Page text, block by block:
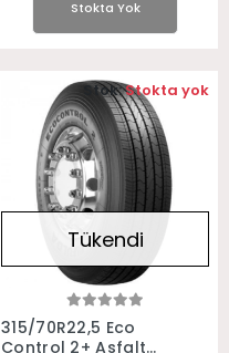
Stokta Yok
Stokta Yok
Tükendi
315/70R22,5 Eco
Control 2+ Asfalt
Stok:Stokta yok